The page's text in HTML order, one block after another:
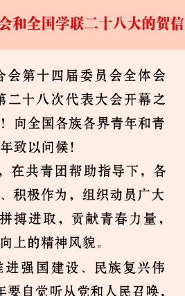
关键在科技自立自
小组前四名格
促民间投资“
题调度会召开
前途命运”——